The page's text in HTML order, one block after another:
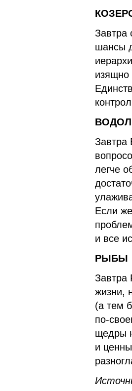
Завтра
шансы
изящно
Завтра
легче
Если
и все
РЫБЫ
Завтра
жизни,
(а тем
по-
щедры
и